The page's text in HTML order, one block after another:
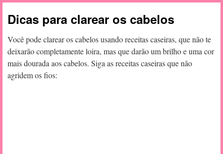
Dicas para clarear os cabelos
Você pode clarear os cabelos usando receitas caseiras, que não te
deixarão completamente loira, mas que darão um brilho e uma cor
mais dourada aos cabelos. Siga as receitas caseiras que não
agridem os fios: